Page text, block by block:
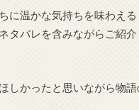
に温かな気持ちを味わえ
タバレを含みながらご紹介
しかったと思いながら物